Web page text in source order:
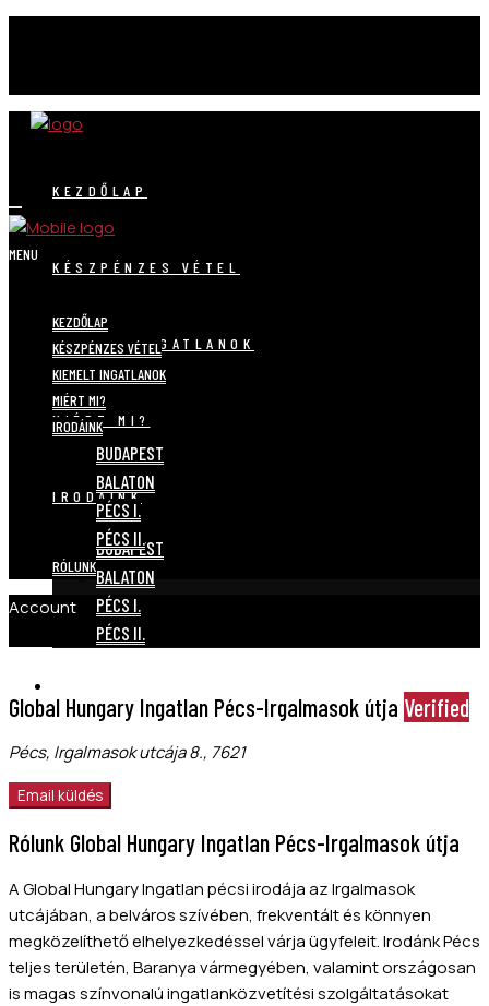
KEZDŐLAP
KÉSZPÉNZES VÉTEL
KIEMELT INGATLANOK
MIÉRT MI?
IRODÁINK
BUDAPEST
BALATON
PÉCS I.
PÉCS II.
MENU
KEZDŐLAP
KÉSZPÉNZES VÉTEL
KIEMELT INGATLANOK
MIÉRT MI?
IRODÁINK
BUDAPEST
BALATON
PÉCS I.
PÉCS II.
RÓLUNK
Account
Global Hungary Ingatlan Pécs-Irgalmasok útja Verified
Pécs, Irgalmasok utcája 8., 7621
Email küldés
Rólunk Global Hungary Ingatlan Pécs-Irgalmasok útja
A Global Hungary Ingatlan pécsi irodája az Irgalmasok
utcájában, a belváros szívében, frekventált és könnyen
megközelíthető elhelyezkedéssel várja ügyfeleit. Irodánk Pécs
teljes területén, Baranya vármegyében, valamint országosan
is magas színvonalú ingatlanközvetítési szolgáltatásokat